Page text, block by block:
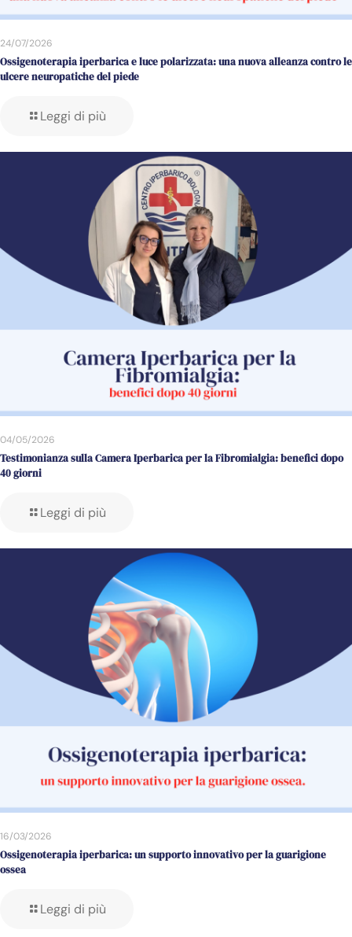
24/07/2026
Ossigenoterapia iperbarica e luce polarizzata: una nuova alleanza contro le
ulcere neuropatiche del piede
Leggi di più
04/05/2026
Testimonianza sulla Camera Iperbarica per la Fibromialgia: benefici dopo
40 giorni
Leggi di più
16/03/2026
Ossigenoterapia iperbarica: un supporto innovativo per la guarigione
ossea
Leggi di più